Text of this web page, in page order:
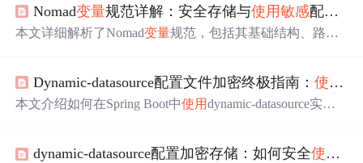
Nomad变量规范详解：安全存储与使用敏感配置数据
本文详细解析了Nomad变量规范，包括其基础结构、路
行 敏感数据管理的安全性和集中管理能力。
Dynamic-datasource配置文件加密终极指南：使用
本文介绍如何在Spring Boot中使用dynamic-datasource实现
环境应用及密钥管理，提供企业级数据安全保障，防止配
dynamic-datasource配置加密存储：如何安全使用